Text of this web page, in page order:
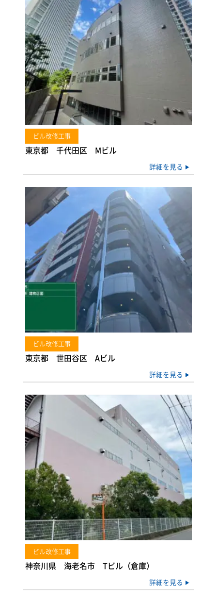
ビル改修工事
東京都 千代田区 Mビル
詳細を見る
ビル改修工事
東京都 世田谷区 Aビル
詳細を見る
ビル改修工事
神奈川県 海老名市 Tビル（倉庫）
詳細を見る